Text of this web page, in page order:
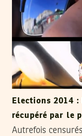
Elections 2014
récupéré par le
Autrefois